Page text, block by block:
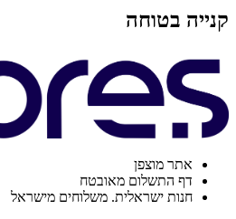
קנייה בטוחה
אתר מוצפן
דף התשלום מאובטח
חנות ישראלית. משלוחים מישראל